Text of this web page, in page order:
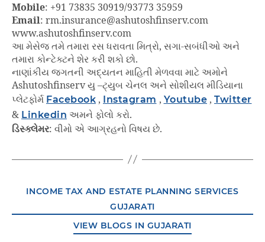
Mobile: +91 73835 30919/93773 35959
Email: rm.insurance@ashutoshfinserv.com
www.ashutoshfinserv.com
આ મેસેજ તમે તમારા રસ ધરાવતા મિત્રો, સગા-સબંધીઓ અને
તમારા કોન્ટેક્ટને શેર કરી શકો છો.
નાણાંકીય જગતની અદ્યતન માહિતી મેળવવા માટે અમોને
Ashutoshfinserv યુ –ટ્યુબ ચેનલ અને સોશીયલ મીડિયાના
પ્લેટફોર્મ Facebook , Instagram , Youtube , Twitter
& Linkedin અમને ફોલો કરો.
ડિસ્ક્લેમર: વીમો એ આગ્રહનો વિષય છે.
INCOME TAX AND ESTATE PLANNING SERVICES
GUJARATI
VIEW BLOGS IN GUJARATI